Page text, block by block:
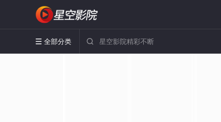
 全部分类 